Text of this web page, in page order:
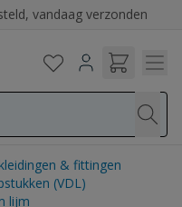
vandaag verzonden
& fittingen
(VDL)
lijm